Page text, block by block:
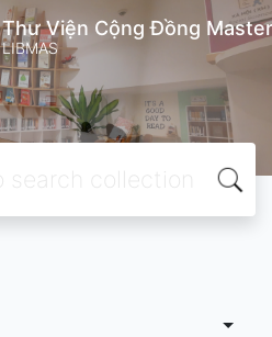
Thư Viện Cộng Đồng
LIBMAS